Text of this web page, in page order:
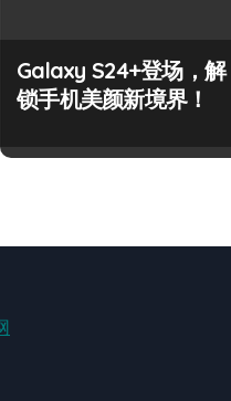
Galaxy S24+登场，解
锁手机美颜新境界！